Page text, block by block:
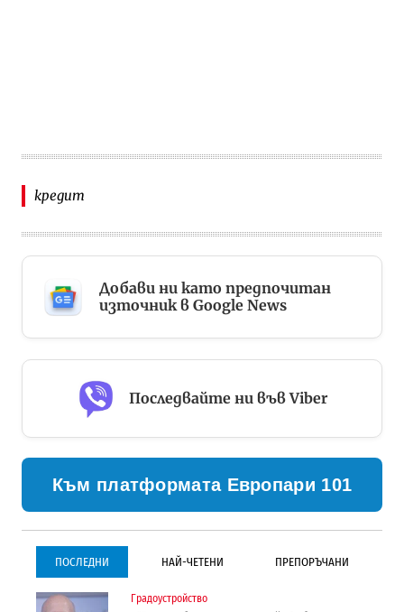
кредит
Добави ни като предпочитан
източник в Google News
Последвайте ни във Viber
Към платформата Европари 101
ПОСЛЕДНИ НАЙ-ЧЕТЕНИ ПРЕПОРЪЧАНИ
Градоустройство
Градоустройство
Инфраструктура